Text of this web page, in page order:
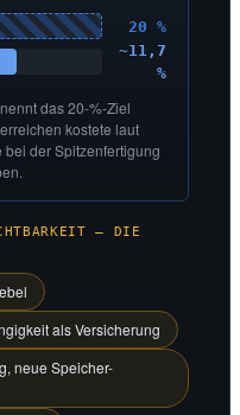
20 %
~11,7
%
nennt das 20-%-Ziel
kostete laut
der Spitzenfertigung
— DIE
als Versicherung
neue Speicher-